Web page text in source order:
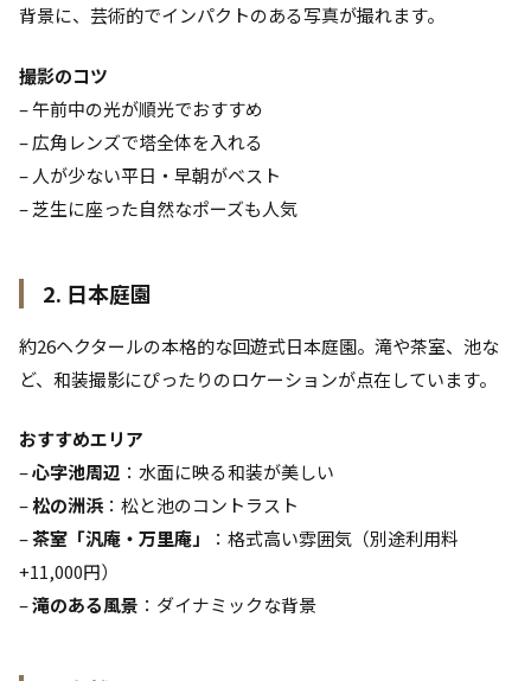
背景に、芸術的でインパクトのある写真が撮れます。
撮影のコツ
– 午前中の光が順光でおすすめ
– 広角レンズで塔全体を入れる
– 人が少ない平日・早朝がベスト
– 芝生に座った自然なポーズも人気
2. 日本庭園
約26ヘクタールの本格的な回遊式日本庭園。滝や茶室、池な
ど、和装撮影にぴったりのロケーションが点在しています。
おすすめエリア
–心字池周辺 ：水面に映る和装が美しい
–松の洲浜 ：松と池のコントラスト
–茶室「汎庵・万里庵」
：格式高い雰囲気（別途利用料
+11,000円）
–滝のある風景 ：ダイナミックな背景